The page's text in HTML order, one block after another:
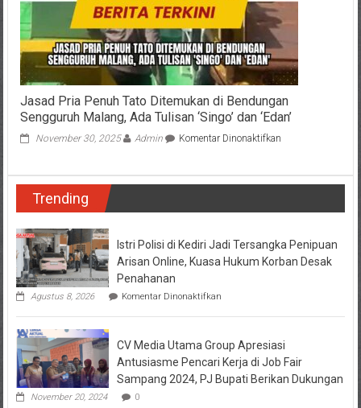
Daur
ke
BPJPH
Jasad Pria Penuh Tato Ditemukan di Bendungan
Sengguruh Malang, Ada Tulisan ‘Singo’ dan ‘Edan’
November 30, 2025 Admin Komentar Dinonaktifkanpada
Bendungan
Sengguruh
Malang,
‘Edan’
Trending
Istri Polisi di Kediri Jadi Tersangka Penipuan
Arisan Online, Kuasa Hukum Korban Desak
Penahanan
Agustus 8, 2026 Komentar Dinonaktifkanpada
Polisi
Kediri
Jadi
Tersangka
Penipuan
CV Media Utama Group Apresiasi
Antusiasme Pencari Kerja di Job Fair
Sampang 2024, PJ Bupati Berikan Dukungan
November 20, 2024 0